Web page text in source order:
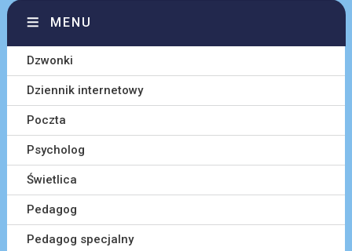
MENU
Dzwonki
Dziennik internetowy
Poczta
Psycholog
Świetlica
Pedagog
Pedagog specjalny